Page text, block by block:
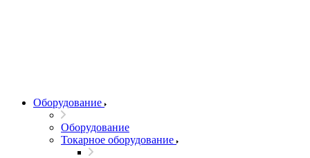
Оборудование
Оборудование
Токарное оборудование